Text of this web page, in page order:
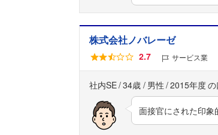
株式会社ノバレーゼ
2.7 サービス業
社内SE 34歳 男性 2015年度
面接官にされた印